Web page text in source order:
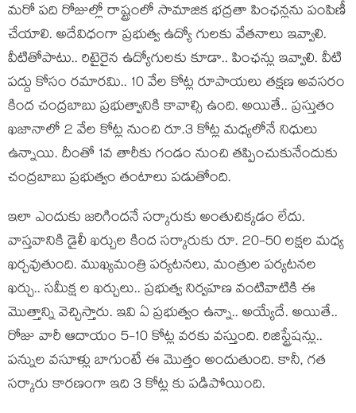
మ‌రో ప‌ది రోజుల్లో రాష్ట్రంలో సామాజిక భ‌ద్ర‌తా పింఛ‌న్ల‌ను పంపిణీ
చేయాలి. అదేవిధంగా ప్ర‌భుత్వ ఉద్యో గుల‌కు వేత‌నాలు ఇవ్వాలి.
వీటితోపాటు.. రిటైరైన ఉద్యోగుల‌కు కూడా.. పింఛ‌న్లు ఇవ్వాలి. వీటి
ప‌ద్దు కోసం రమార‌మి.. 10 వేల కోట్ల రూపాయ‌లు త‌క్ష‌ణ అవ‌స‌రం
కింద చంద్ర‌బాబు ప్ర‌భుత్వానికి కావాల్సి ఉంది. అయితే.. ప్ర‌స్తుతం
ఖ‌జానాలో 2 వేల కోట్ల నుంచి రూ.3 కోట్ల మ‌ధ్య‌లోనే నిధులు
ఉన్నాయి. దీంతో 1వ తారీకు గండం నుంచి త‌ప్పించుకునేందుకు
చంద్ర‌బాబు ప్ర‌భుత్వం తంటాలు ప‌డుతోంది.
ఇలా ఎందుకు జ‌రిగింద‌నే స‌ర్కారుకు అంతుచిక్క‌డం లేదు.
వాస్త‌వానికి డైలీ ఖ‌ర్చుల కింద సర్కారుకు రూ. 20-50 ల‌క్ష‌ల మ‌ధ్య
ఖ‌ర్చ‌వుతుంది. ముఖ్య‌మంత్రి ప‌ర్య‌ట‌న‌లు, మంత్రుల ప‌ర్య‌ట‌న‌ల
ఖ‌ర్చు.. స‌మీక్ష ల ఖ‌ర్చులు.. ప్ర‌భుత్వ నిర్వ‌హ‌ణ వంటివాటికి ఈ
మొత్తాన్ని వెచ్చిస్తారు. ఇవి ఏ ప్రభుత్వం ఉన్నా.. అయ్యేదే. అయితే..
రోజు వారీ ఆదాయం 5-10 కోట్ల వ‌ర‌కు వ‌స్తుంది. రిజిస్ట్రేష‌న్లు..
ప‌న్నుల వసూళ్లు బాగుంటే ఈ మొత్తం అందుతుంది. కానీ, గ‌త
స‌ర్కారు కార‌ణంగా ఇది 3 కోట్ల కు ప‌డిపోయింది.